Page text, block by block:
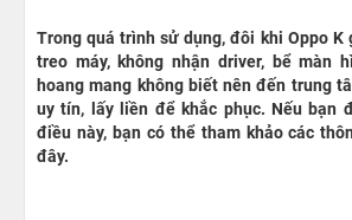
Trong quá trình sử dụng, đôi khi Oppo K
treo máy, không nhận driver, bể màn
hoang mang không biết nên đến trung
uy tín, lấy liền để khắc phục. Nếu bạn
điều này, bạn có thể tham khảo các
đây.